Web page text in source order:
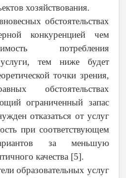
хозяйствования.
обстоятельствах
конкуренцией чем
потребления
услуги, тем ниже будет
точки зрения,
обстоятельствах
ограниченный запас
отказаться от услуг
при соответствующем
за меньшую
качества [5].
образовательных услуг